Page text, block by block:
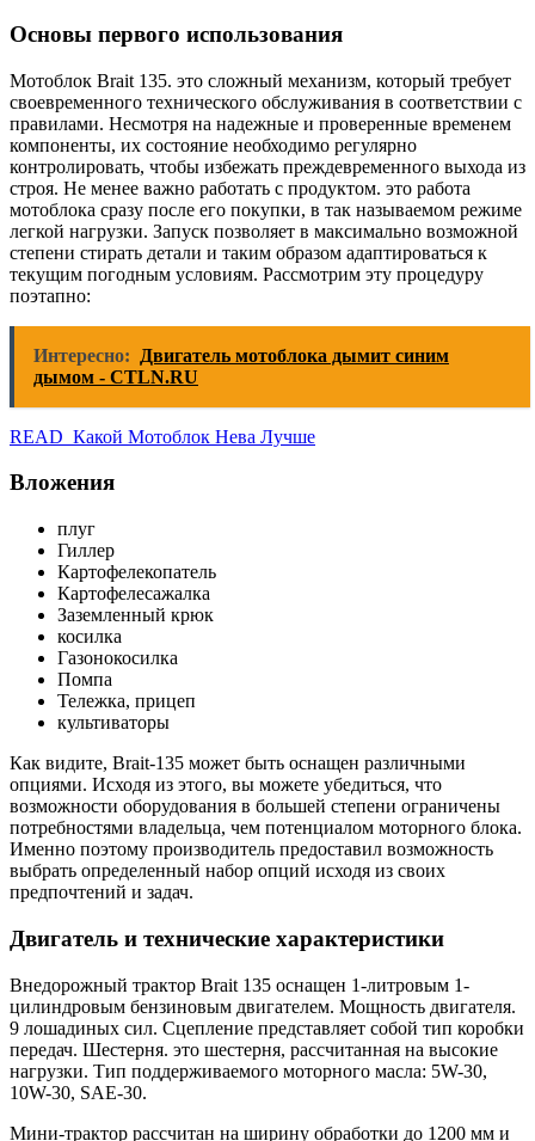
Основы первого использования
Мотоблок Brait 135. это сложный механизм, который требует
своевременного технического обслуживания в соответствии с
правилами. Несмотря на надежные и проверенные временем
компоненты, их состояние необходимо регулярно
контролировать, чтобы избежать преждевременного выхода из
строя. Не менее важно работать с продуктом. это работа
мотоблока сразу после его покупки, в так называемом режиме
легкой нагрузки. Запуск позволяет в максимально возможной
степени стирать детали и таким образом адаптироваться к
текущим погодным условиям. Рассмотрим эту процедуру
поэтапно:
Интересно:
Двигатель мотоблока дымит синим
дымом - CTLN.RU
READ Какой Мотоблок Нева Лучше
Вложения
плуг
Гиллер
Картофелекопатель
Картофелесажалка
Заземленный крюк
косилка
Газонокосилка
Помпа
Тележка, прицеп
культиваторы
Как видите, Brait-135 может быть оснащен различными
опциями. Исходя из этого, вы можете убедиться, что
возможности оборудования в большей степени ограничены
потребностями владельца, чем потенциалом моторного блока.
Именно поэтому производитель предоставил возможность
выбрать определенный набор опций исходя из своих
предпочтений и задач.
Двигатель и технические характеристики
Внедорожный трактор Brait 135 оснащен 1-литровым 1-
цилиндровым бензиновым двигателем. Мощность двигателя.
9 лошадиных сил. Сцепление представляет собой тип коробки
передач. Шестерня. это шестерня, рассчитанная на высокие
нагрузки. Тип поддерживаемого моторного масла: 5W-30,
10W-30, SAE-30.
Мини-трактор рассчитан на ширину обработки до 1200 мм и